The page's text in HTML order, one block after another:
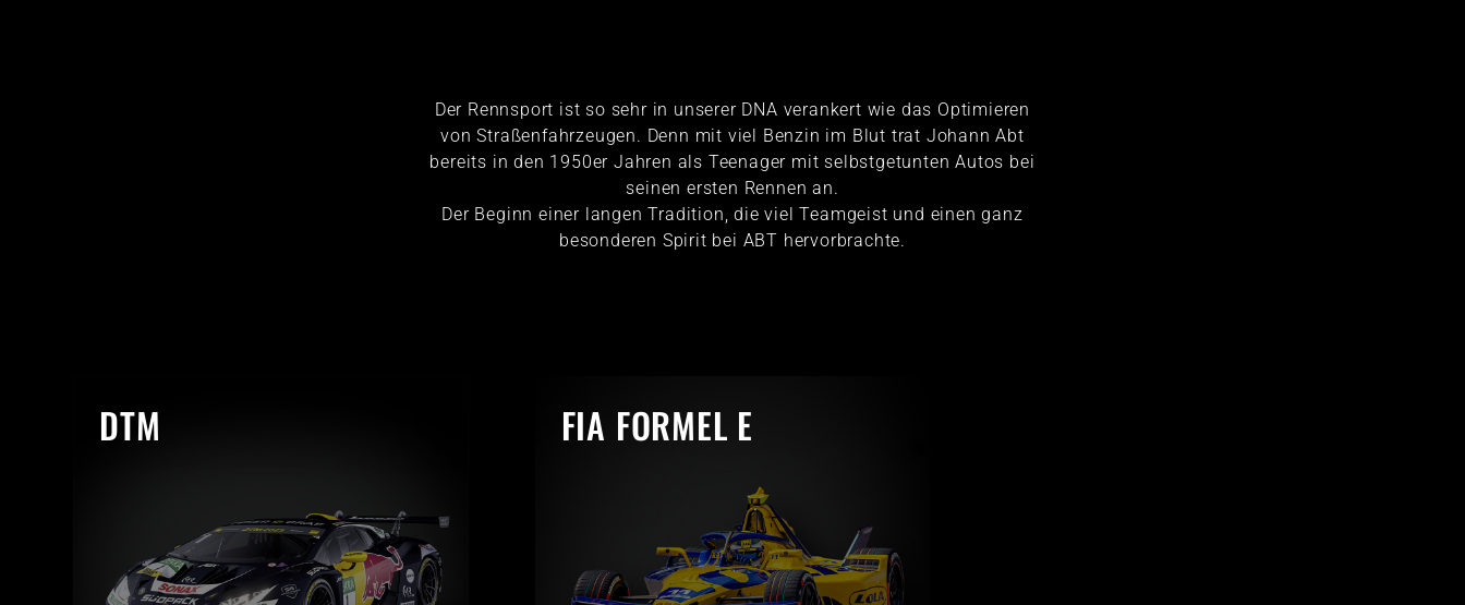
Der Rennsport ist so sehr in unserer DNA verankert wie das Optimieren
von Straßenfahrzeugen. Denn mit viel Benzin im Blut trat Johann Abt
bereits in den 1950er Jahren als Teenager mit selbstgetunten Autos bei
seinen ersten Rennen an.
Der Beginn einer langen Tradition, die viel Teamgeist und einen ganz
besonderen Spirit bei ABT hervorbrachte.
DTM FIA FORMEL E